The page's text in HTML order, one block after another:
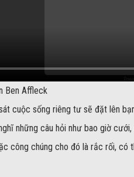
Ben Affleck
cuộc sống riêng tư sẽ đặt lên
những câu hỏi như bao giờ
công chúng cho đó là rắc rối, có